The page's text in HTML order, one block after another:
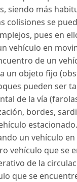
siendo más
colisiones se
pues en
vehículo en
de un
un objeto fijo
pueden ser
de la vía
bordes,
un vehículo
vehículo que se
de la
que se